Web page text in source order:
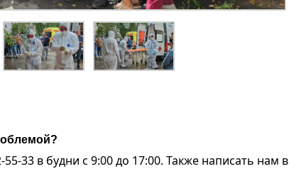
33 в будни с 9:00 до 17:00. Также написать нам в